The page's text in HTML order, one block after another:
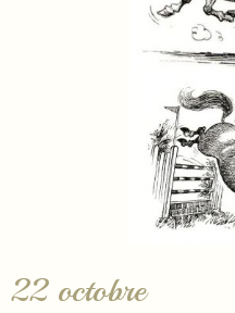
22 octobre